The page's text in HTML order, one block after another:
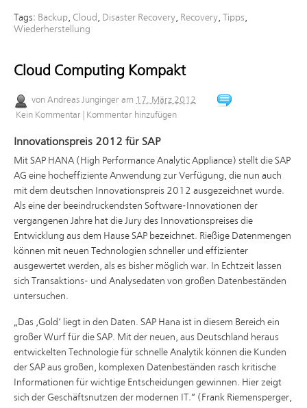
Tags: Backup, Cloud , Disaster Recovery, Recovery, Tipps,
Wiederherstellung
Cloud Computing Kompakt
von Andreas Junginger am 17. März 2012
Kein Kommentar
Kommentar hinzufügen
Innovationspreis 2012 für SAP
Mit SAP HANA (High Performance Analytic Appliance) stellt die SAP
AG eine hocheffiziente Anwendung zur Verfügung, die nun auch
mit dem deutschen Innovationspreis 2012 ausgezeichnet wurde.
Als eine der beeindruckendsten Software-Innovationen der
vergangenen Jahre hat die Jury des Innovationspreises die
Entwicklung aus dem Hause SAP bezeichnet. Rießige Datenmengen
können mit neuen Technologien schneller und effizienter
ausgewertet werden, als es bisher möglich war. In Echtzeit lassen
sich Transaktions- und Analysedaten von großen Datenbeständen
untersuchen.
„Das ‚Gold‘ liegt in den Daten. SAP Hana ist in diesem Bereich ein
großer Wurf für die SAP. Mit der neuen, aus Deutschland heraus
entwickelten Technologie für schnelle Analytik können die Kunden
der SAP aus großen, komplexen Datenbeständen rasch kritische
Informationen für wichtige Entscheidungen gewinnen. Hier zeigt
sich der Geschäftsnutzen der modernen IT.“ (Frank Riemensperger,